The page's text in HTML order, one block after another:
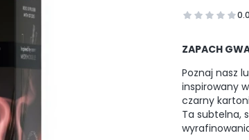
ZAPACH
Poznaj nasz
inspirowany
czarny
Ta subtelna,